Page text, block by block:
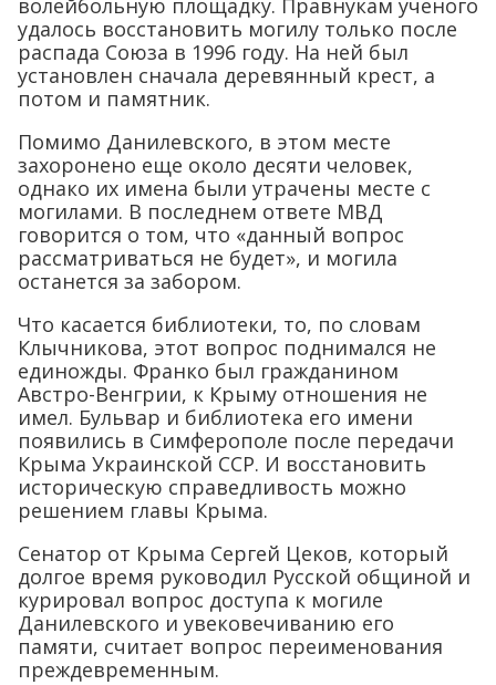
волейбольную площадку. Правнукам ученого
удалось восстановить могилу только после
распада Союза в 1996 году. На ней был
установлен сначала деревянный крест, а
потом и памятник.
Помимо Данилевского, в этом месте
захоронено еще около десяти человек,
однако их имена были утрачены месте с
могилами. В последнем ответе МВД
говорится о том, что «данный вопрос
рассматриваться не будет», и могила
останется за забором.
Что касается библиотеки, то, по словам
Клычникова, этот вопрос поднимался не
единожды. Франко был гражданином
Австро-Венгрии, к Крыму отношения не
имел. Бульвар и библиотека его имени
появились в Симферополе после передачи
Крыма Украинской ССР. И восстановить
историческую справедливость можно
решением главы Крыма.
Сенатор от Крыма Сергей Цеков, который
долгое время руководил Русской общиной и
курировал вопрос доступа к могиле
Данилевского и увековечиванию его
памяти, считает вопрос переименования
преждевременным.